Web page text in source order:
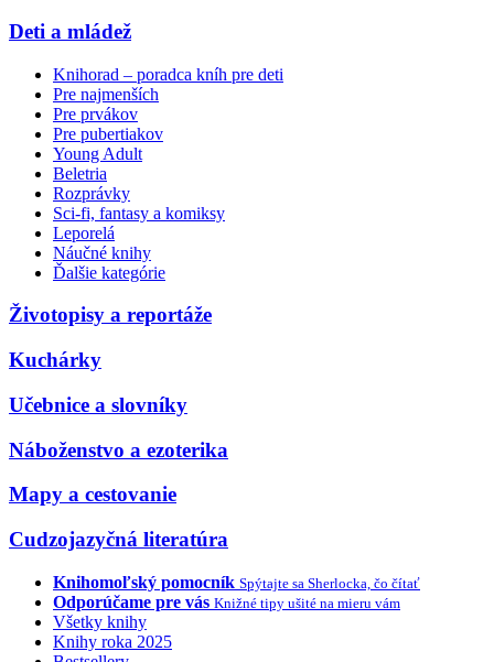
Deti a mládež
Knihorad – poradca kníh pre deti
Pre najmenších
Pre prvákov
Pre pubertiakov
Young Adult
Beletria
Rozprávky
Sci-fi, fantasy a komiksy
Leporelá
Náučné knihy
Ďalšie kategórie
Životopisy a reportáže
Kuchárky
Učebnice a slovníky
Náboženstvo a ezoterika
Mapy a cestovanie
Cudzojazyčná literatúra
Knihomoľský pomocník Spýtajte sa Sherlocka, čo čítať
Odporúčame pre vás Knižné tipy ušité na mieru vám
Všetky knihy
Knihy roka 2025